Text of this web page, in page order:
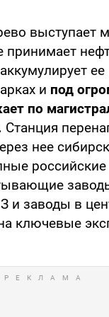
принимает
ее
и под
по
Станция
нее
российские
и заводы в
ключевые